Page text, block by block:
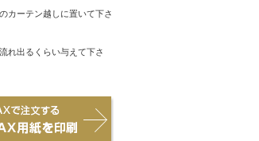
カーテン越しに置いて下さ
れ出るくらい与えて下さ